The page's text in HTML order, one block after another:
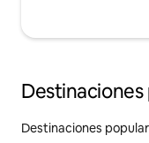
Destinaciones